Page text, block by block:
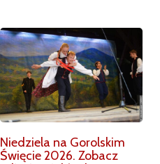
Niedziela na Gorolskim
Święcie 2026. Zobacz